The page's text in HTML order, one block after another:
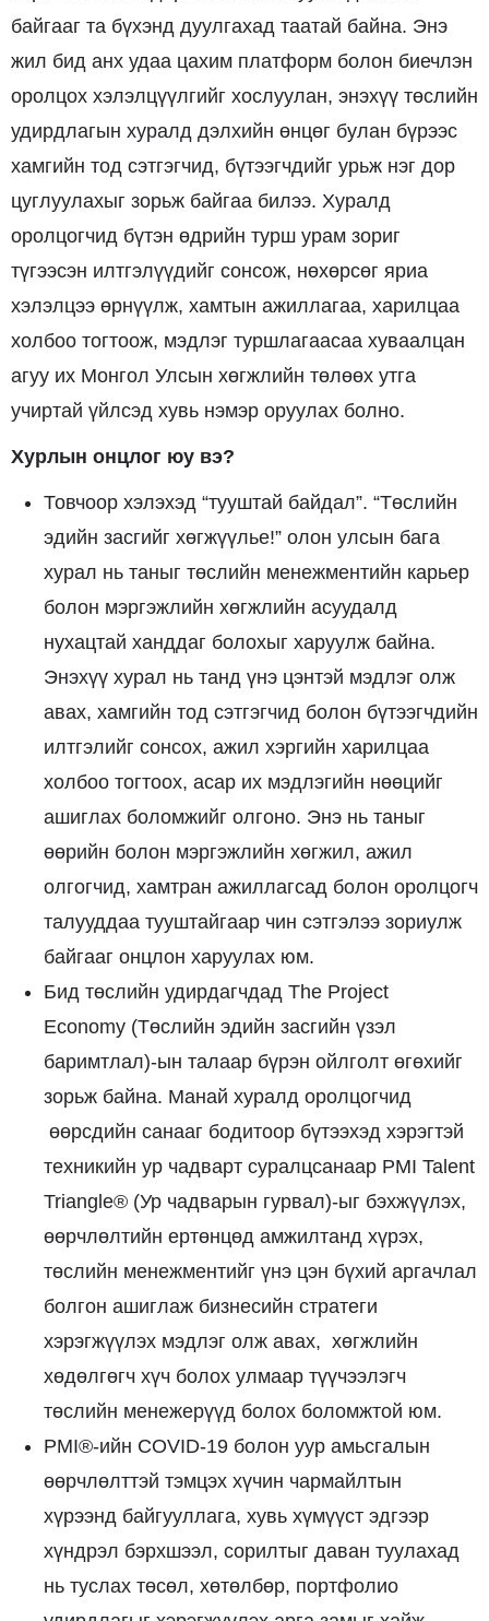
байгааг та бүхэнд дуулгахад таатай байна. Энэ
жил бид анх удаа цахим платформ болон биечлэн
оролцох хэлэлцүүлгийг хослуулан, энэхүү төслийн
удирдлагын хуралд дэлхийн өнцөг булан бүрээс
хамгийн тод сэтгэгчид, бүтээгчдийг урьж нэг дор
цуглуулахыг зорьж байгаа билээ. Хуралд
оролцогчид бүтэн өдрийн турш урам зориг
түгээсэн илтгэлүүдийг сонсож, нөхөрсөг яриа
хэлэлцээ өрнүүлж, хамтын ажиллагаа, харилцаа
холбоо тогтоож, мэдлэг туршлагаасаа хуваалцан
агуу их Монгол Улсын хөгжлийн төлөөх утга
учиртай үйлсэд хувь нэмэр оруулах болно.
Хурлын онцлог юу вэ?
Товчоор хэлэхэд “тууштай байдал”. “Төслийн
эдийн засгийг хөгжүүлье!” олон улсын бага
хурал нь таныг төслийн менежментийн карьер
болон мэргэжлийн хөгжлийн асуудалд
нухацтай ханддаг болохыг харуулж байна.
Энэхүү хурал нь танд үнэ цэнтэй мэдлэг олж
авах, хамгийн тод сэтгэгчид болон бүтээгчдийн
илтгэлийг сонсох, ажил хэргийн харилцаа
холбоо тогтоох, асар их мэдлэгийн нөөцийг
ашиглах боломжийг олгоно. Энэ нь таныг
өөрийн болон мэргэжлийн хөгжил, ажил
олгогчид, хамтран ажиллагсад болон оролцогч
талууддаа тууштайгаар чин сэтгэлээ зориулж
байгааг онцлон харуулах юм.
Бид төслийн удирдагчдад The Project
Economy (Төслийн эдийн засгийн үзэл
баримтлал)-ын талаар бүрэн ойлголт өгөхийг
зорьж байна. Манай хуралд оролцогчид
өөрсдийн санааг бодитоор бүтээхэд хэрэгтэй
техникийн ур чадварт суралцсанаар PMI Talent
Triangle® (Ур чадварын гурвал)-ыг бэхжүүлэх,
өөрчлөлтийн ертөнцөд амжилтанд хүрэх,
төслийн менежментийг үнэ цэн бүхий аргачлал
болгон ашиглаж бизнесийн стратеги
хэрэгжүүлэх мэдлэг олж авах, хөгжлийн
хөдөлгөгч хүч болох улмаар түүчээлэгч
төслийн менежерүүд болох боломжтой юм.
PMI®-ийн COVID-19 болон уур амьсгалын
өөрчлөлттэй тэмцэх хүчин чармайлтын
хүрээнд байгууллага, хувь хүмүүст эдгээр
хүндрэл бэрхшээл, сорилтыг даван туулахад
нь туслах төсөл, хөтөлбөр, портфолио